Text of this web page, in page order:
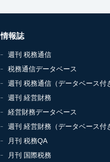
情報誌
週刊 税務通信
税務通信データベース
週刊 税務通信（データベース付
週刊 経営財務
経営財務データベース
週刊 経営財務（データベース付
月刊 税務QA
月刊 国際税務